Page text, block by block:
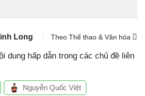
Long Theo Thể thao & Văn hóa
dung hấp dẫn trong các chủ đề liên
Nguyễn Quốc Việt